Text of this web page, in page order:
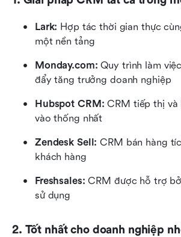
Lark: Hợp tác thời gian thực
một nền tảng
Monday.com: Quy trình làm
đẩy tăng trưởng doanh nghiệp
Hubspot CRM: CRM tiếp thị và
vào thống nhất
Zendesk Sell: CRM bán hàng
khách hàng
Freshsales: CRM được hỗ trợ
sử dụng
2. Tốt nhất cho doanh nghiệp